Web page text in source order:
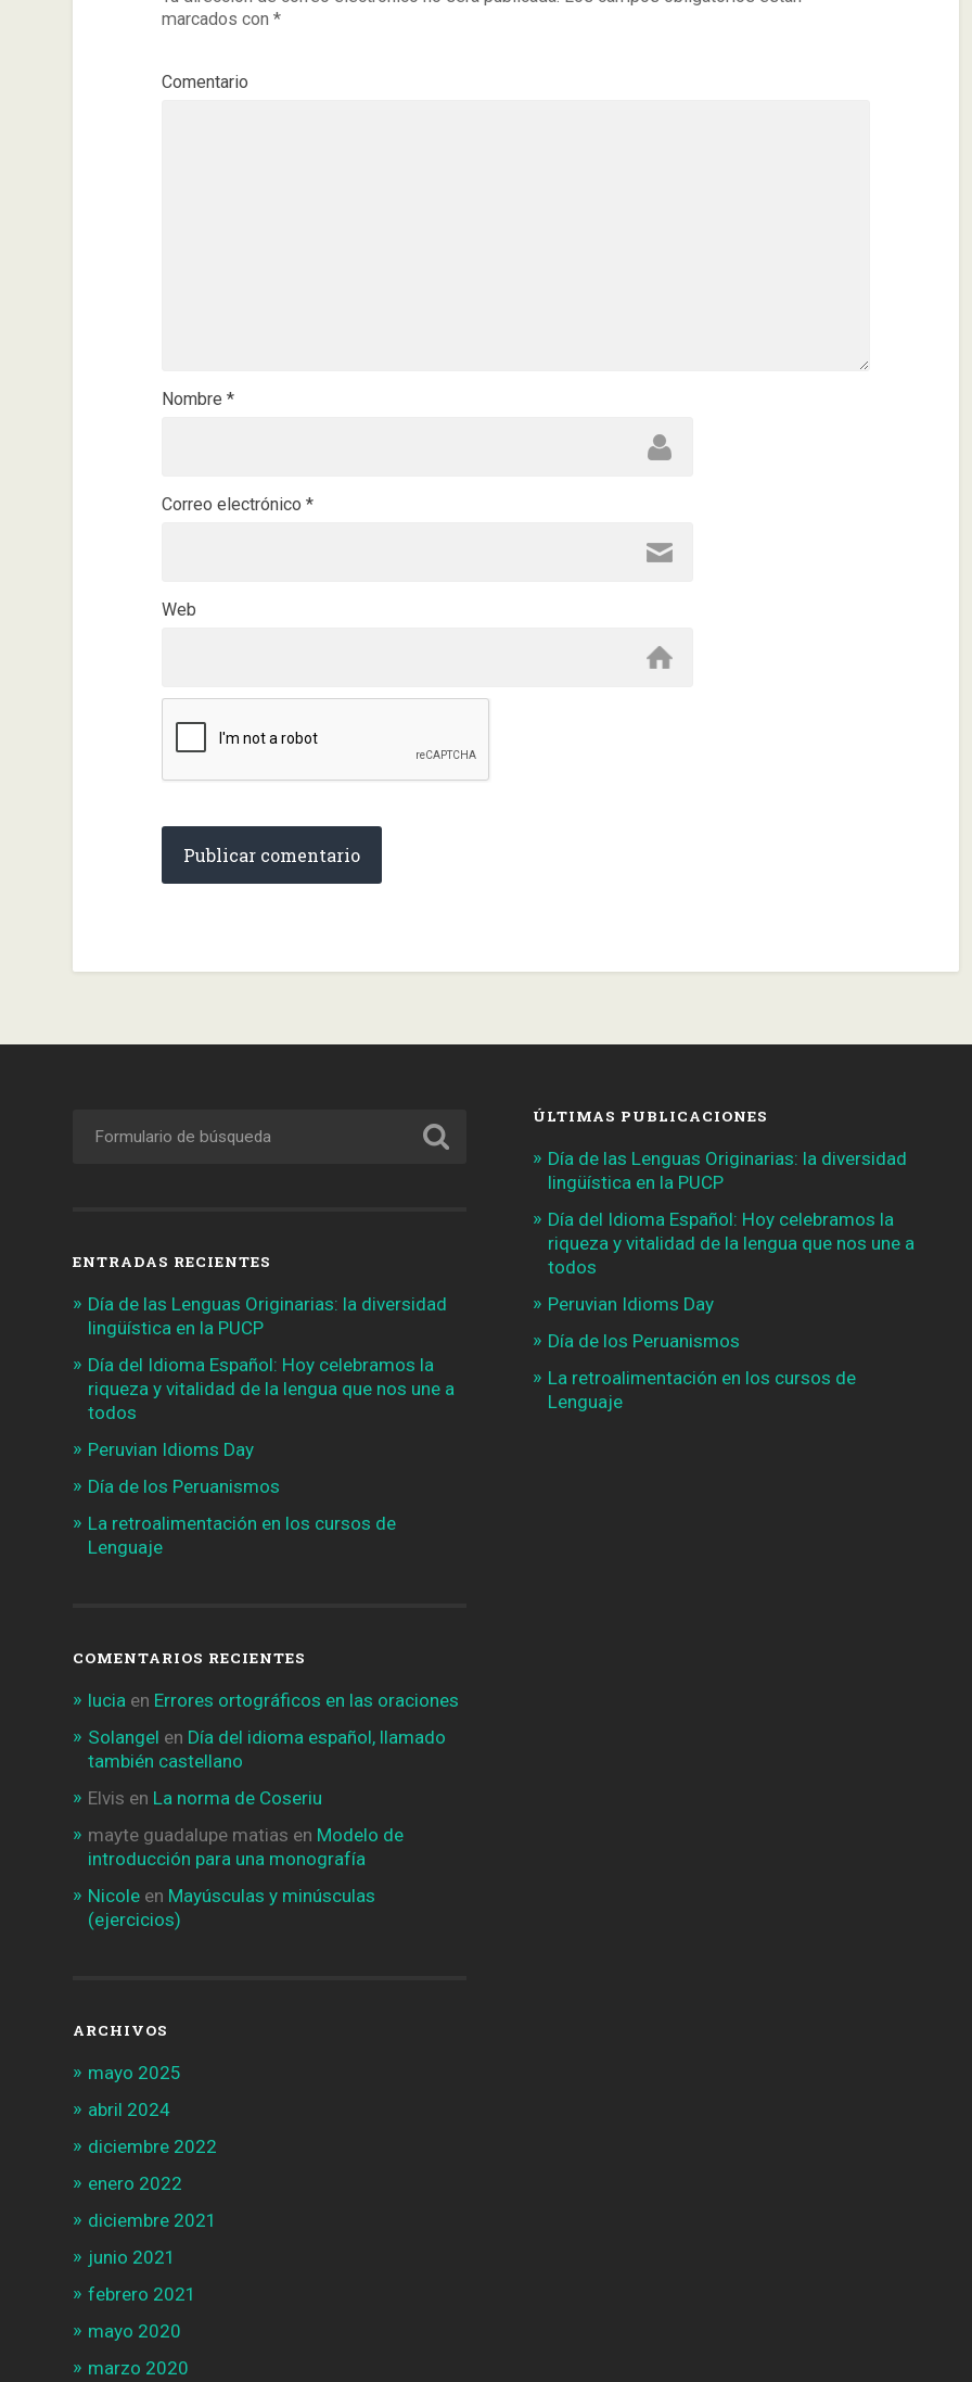
marcados con *
Comentario
Nombre *
Correo electrónico *
Web
ENTRADAS RECIENTES
Día de las Lenguas Originarias: la diversidad
lingüística en la PUCP
Día del Idioma Español: Hoy celebramos la
riqueza y vitalidad de la lengua que nos une a
todos
Peruvian Idioms Day
Día de los Peruanismos
La retroalimentación en los cursos de
Lenguaje
COMENTARIOS RECIENTES
lucia en Errores ortográficos en las oraciones
Solangel en Día del idioma español, llamado
también castellano
Elvis en La norma de Coseriu
mayte guadalupe matias en Modelo de
introducción para una monografía
Nicole en Mayúsculas y minúsculas
(ejercicios)
ARCHIVOS
mayo 2025
abril 2024
diciembre 2022
enero 2022
diciembre 2021
junio 2021
febrero 2021
mayo 2020
marzo 2020
ÚLTIMAS PUBLICACIONES
Día de las Lenguas Originarias: la diversidad
lingüística en la PUCP
Día del Idioma Español: Hoy celebramos la
riqueza y vitalidad de la lengua que nos une a
todos
Peruvian Idioms Day
Día de los Peruanismos
La retroalimentación en los cursos de
Lenguaje